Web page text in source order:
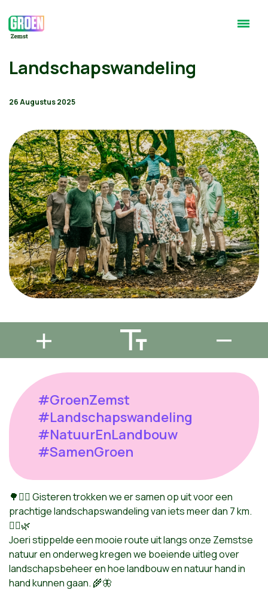
Landschapswandeling
26 Augustus 2025
#GroenZemst
#Landschapswandeling
#NatuurEnLandbouw
#SamenGroen
🌳🚶‍♂️ Gisteren trokken we er samen op uit voor een
prachtige landschapswandeling van iets meer dan 7 km.
🚶‍♀️🌿
Joeri stippelde een mooie route uit langs onze Zemstse
natuur en onderweg kregen we boeiende uitleg over
landschapsbeheer en hoe landbouw en natuur hand in
hand kunnen gaan. 🌾🦋